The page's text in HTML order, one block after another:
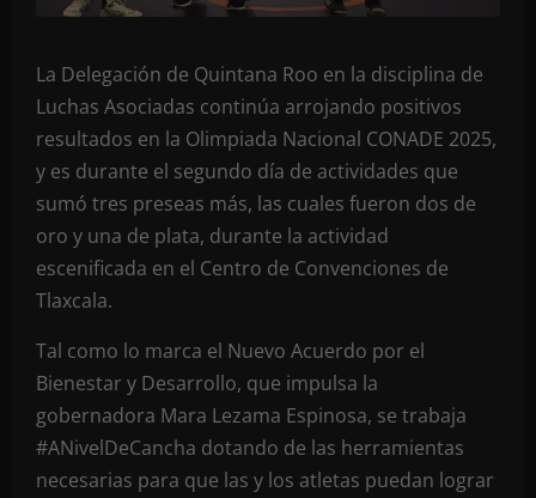
La Delegación de Quintana Roo en la disciplina de
Luchas Asociadas continúa arrojando positivos
resultados en la Olimpiada Nacional CONADE 2025,
y es durante el segundo día de actividades que
sumó tres preseas más, las cuales fueron dos de
oro y una de plata, durante la actividad
escenificada en el Centro de Convenciones de
Tlaxcala.
Tal como lo marca el Nuevo Acuerdo por el
Bienestar y Desarrollo, que impulsa la
gobernadora Mara Lezama Espinosa, se trabaja
#ANivelDeCancha dotando de las herramientas
necesarias para que las y los atletas puedan lograr